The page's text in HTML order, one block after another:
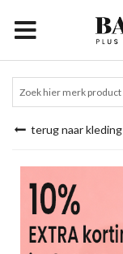
terug naar kleding